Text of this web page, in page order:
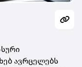
ავრცელებს